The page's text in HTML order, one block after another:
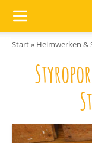
Start» Heimwerken &